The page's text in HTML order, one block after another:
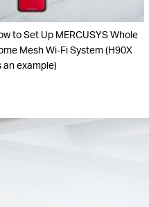
to Set Up MERCUSYS Whole
Mesh Wi-Fi System (H90X
an example)